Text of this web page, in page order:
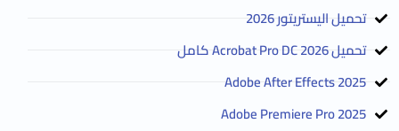
تحميل اليستريتور 2026
تحميل Acrobat Pro DC 2026 كامل
Adobe After Effects 2025
Adobe Premiere Pro 2025